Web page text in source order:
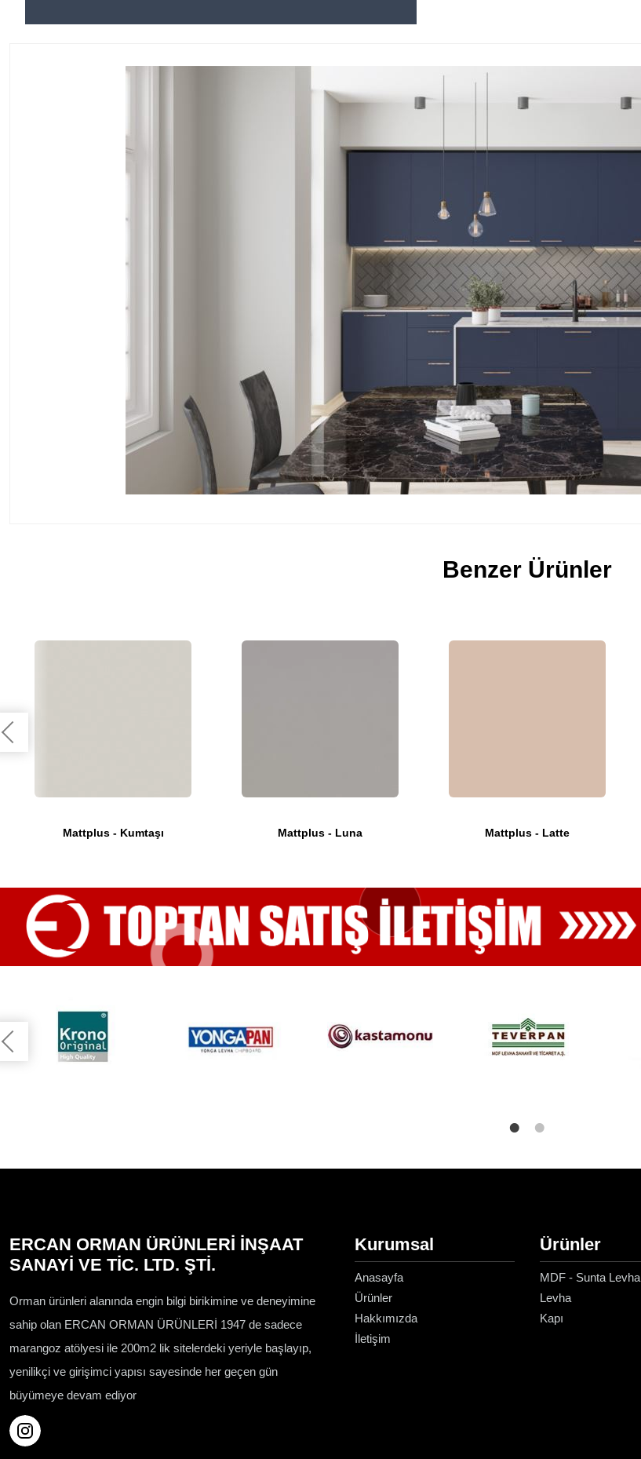
Benzer Ürünler
Mattplus - Kumtaşı Mattplus - Luna Mattplus - Latte
ERCAN ORMAN ÜRÜNLERİ İNŞAAT
SANAYİ VE TİC. LTD. ŞTİ.
Orman ürünleri alanında engin bilgi birikimine ve deneyimine
sahip olan ERCAN ORMAN ÜRÜNLERİ 1947 de sadece
marangoz atölyesi ile 200m2 lik sitelerdeki yeriyle başlayıp,
yenilikçi ve girişimci yapısı sayesinde her geçen gün
büyümeye devam ediyor
Kurumsal
Anasayfa
Ürünler
Hakkımızda
İletişim
Ürünler
MDF - Sunta Levha
Levha
Kapı